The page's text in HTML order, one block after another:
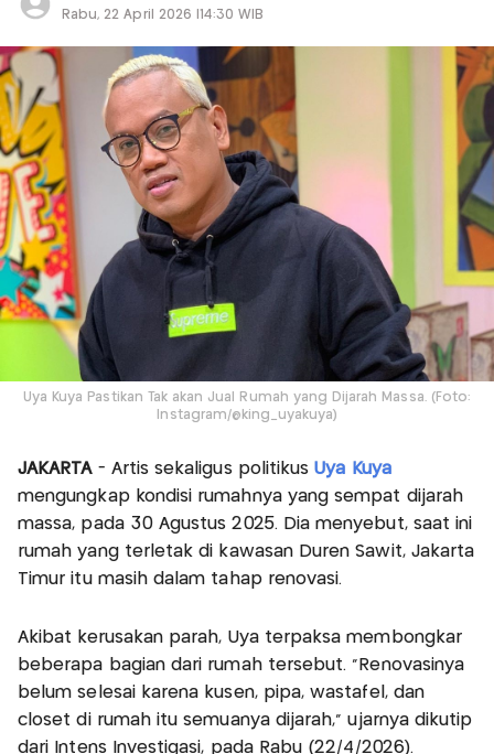
Rabu, 22 April 2026 |14:30 WIB
Uya Kuya Pastikan Tak akan Jual Rumah yang Dijarah Massa. (Foto:
Instagram/@king_uyakuya)
JAKARTA- Artis sekaligus politikus Uya Kuya
mengungkap kondisi rumahnya yang sempat dijarah
massa, pada 30 Agustus 2025. Dia menyebut, saat ini
rumah yang terletak di kawasan Duren Sawit, Jakarta
Timur itu masih dalam tahap renovasi.
Akibat kerusakan parah, Uya terpaksa membongkar
beberapa bagian dari rumah tersebut. “Renovasinya
belum selesai karena kusen, pipa, wastafel, dan
closet di rumah itu semuanya dijarah,” ujarnya dikutip
dari Intens Investigasi, pada Rabu (22/4/2026).